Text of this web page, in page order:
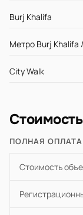
Burj Khalifa
Метро Burj Khalifa
City Walk
ПОЛНАЯ ОПЛАТА
Стоимость